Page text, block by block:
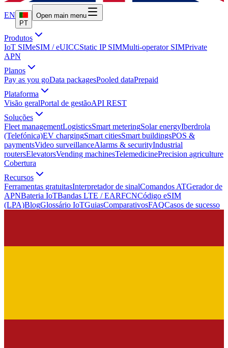
EN
PT
Open main menu
Produtos
IoT SIMeSIM / eUICCStatic IP SIMMulti-operator SIMPrivate
APN
Planos
Pay as you goData packagesPooled dataPrepaid
Plataforma
Visão geralPortal de gestãoAPI REST
Soluções
Fleet managementLogisticsSmart meteringSolar energyIberdrola
(Telefónica)EV chargingSmart citiesSmart buildingsPOS &
paymentsVideo surveillanceAlarms & securityIndustrial
routersElevatorsVending machinesTelemedicinePrecision agriculture
Cobertura
Recursos
Ferramentas gratuitasInterpretador de sinalComandos ATGerador de
APNBateria IoTBandas LTE / EARFCNCódigo eSIM
(LPA)BlogGlossário IoTGuiasComparativosFAQCasos de sucesso